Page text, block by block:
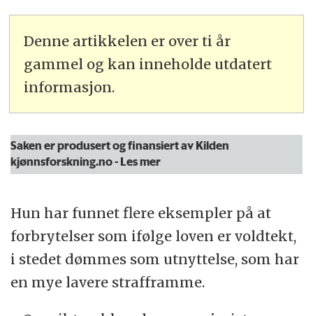
Denne artikkelen er over ti år
gammel og kan inneholde utdatert
informasjon.
Saken er produsert og finansiert av Kilden
kjønnsforskning.no- Les mer
Hun har funnet flere eksempler på at
forbrytelser som ifølge loven er voldtekt,
i stedet dømmes som utnyttelse, som har
en mye lavere strafframme.